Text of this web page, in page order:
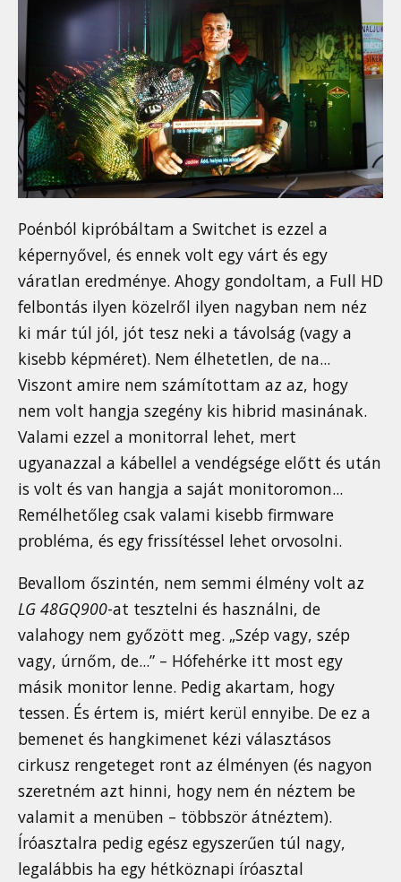
Poénból kipróbáltam a Switchet is ezzel a
képernyővel, és ennek volt egy várt és egy
váratlan eredménye. Ahogy gondoltam, a Full HD
felbontás ilyen közelről ilyen nagyban nem néz
ki már túl jól, jót tesz neki a távolság (vagy a
kisebb képméret). Nem élhetetlen, de na...
Viszont amire nem számítottam az az, hogy
nem volt hangja szegény kis hibrid masinának.
Valami ezzel a monitorral lehet, mert
ugyanazzal a kábellel a vendégsége előtt és után
is volt és van hangja a saját monitoromon...
Remélhetőleg csak valami kisebb firmware
probléma, és egy frissítéssel lehet orvosolni.
Bevallom őszintén, nem semmi élmény volt az
LG 48GQ900-at tesztelni és használni, de
valahogy nem győzött meg. „Szép vagy, szép
vagy, úrnőm, de...” – Hófehérke itt most egy
másik monitor lenne. Pedig akartam, hogy
tessen. És értem is, miért kerül ennyibe. De ez a
bemenet és hangkimenet kézi választásos
cirkusz rengeteget ront az élményen (és nagyon
szeretném azt hinni, hogy nem én néztem be
valamit a menüben – többször átnéztem).
Íróasztalra pedig egész egyszerűen túl nagy,
legalábbis ha egy hétköznapi íróasztal